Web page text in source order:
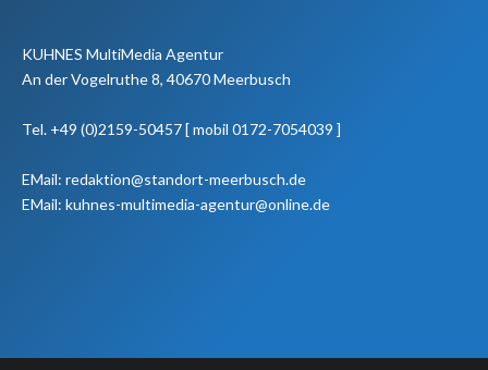
KUHNES MultiMedia Agentur
An der Vogelruthe 8, 40670 Meerbusch
Tel. +49 (0)2159-50457 [ mobil 0172-7054039 ]
EMail: redaktion@standort-meerbusch.de
EMail: kuhnes-multimedia-agentur@online.de